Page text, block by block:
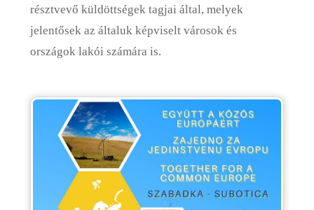
résztvevő küldöttségek tagjai által, melyek
jelentősek az általuk képviselt városok és
országok lakói számára is.